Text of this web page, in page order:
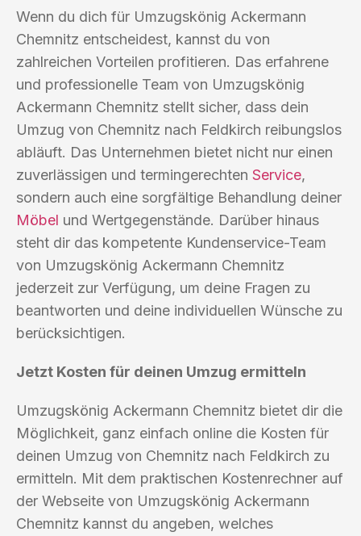
Wenn du dich für Umzugskönig Ackermann
Chemnitz entscheidest, kannst du von
zahlreichen Vorteilen profitieren. Das erfahrene
und professionelle Team von Umzugskönig
Ackermann Chemnitz stellt sicher, dass dein
Umzug von Chemnitz nach Feldkirch reibungslos
abläuft. Das Unternehmen bietet nicht nur einen
zuverlässigen und termingerechten Service,
sondern auch eine sorgfältige Behandlung deiner
Möbel und Wertgegenstände. Darüber hinaus
steht dir das kompetente Kundenservice-Team
von Umzugskönig Ackermann Chemnitz
jederzeit zur Verfügung, um deine Fragen zu
beantworten und deine individuellen Wünsche zu
berücksichtigen.
Jetzt Kosten für deinen Umzug ermitteln
Umzugskönig Ackermann Chemnitz bietet dir die
Möglichkeit, ganz einfach online die Kosten für
deinen Umzug von Chemnitz nach Feldkirch zu
ermitteln. Mit dem praktischen Kostenrechner auf
der Webseite von Umzugskönig Ackermann
Chemnitz kannst du angeben, welches